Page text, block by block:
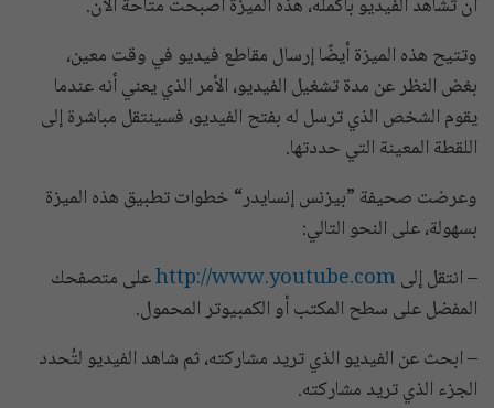
وتتيح هذه الميزة أيضًا إرسال مقاطع فيديو في وقت معين،
بغض النظر عن مدة تشغيل الفيديو، الأمر الذي يعني أنه عندما
يقوم الشخص الذي ترسل له بفتح الفيديو، فسينتقل مباشرة إلى
اللقطة المعينة التي حددتها.
وعرضت صحيفة ”بيزنس إنسايدر“ خطوات تطبيق هذه الميزة
بسهولة، على النحو التالي:
– انتقل إلى http://www.youtube.comعلى متصفحك
المفضل على سطح المكتب أو الكمبيوتر المحمول.
– ابحث عن الفيديو الذي تريد مشاركته، ثم شاهد الفيديو لتُحدد
الجزء الذي تريد مشاركته.